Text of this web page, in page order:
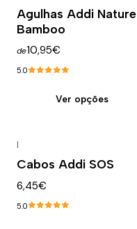
Agulhas Addi Nature
Bamboo
de10,95€
5.0
Ver opções
|
Cabos Addi SOS
6,45€
5.0